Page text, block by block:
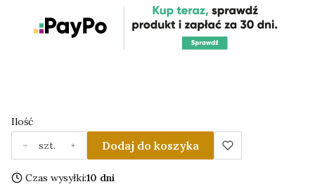
Ilość
szt.
Dodaj do koszyka
Czas wysyłki:10 dni